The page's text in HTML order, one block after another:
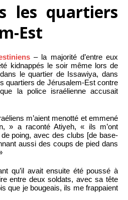
les quartiers
Est
– la majorité d’entre eux
kidnappés le soir même lors de
le quartier de Issawiya, dans
quartiers de Jérusalem-Est contre
la police israélienne accusait
m’aient menotté et emmené
» a raconté Atiyeh, « ils m’ont
poing, avec des clubs [de base-
aussi des coups de pied dans
qu’il avait ensuite été poussé à
entre deux soldats, avec sa tête
que je bougeais, ils me frappaient